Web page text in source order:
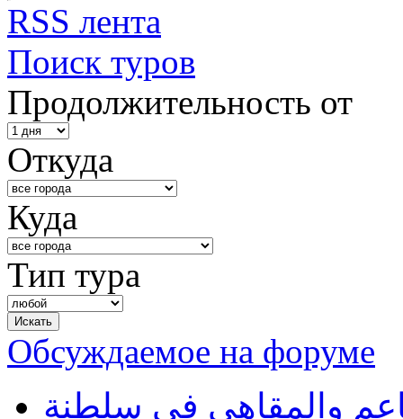
RSS лента
Поиск туров
Продолжительность от
Откуда
Куда
Тип тура
Обсуждаемое на форуме
والمقاهي في سلطنة